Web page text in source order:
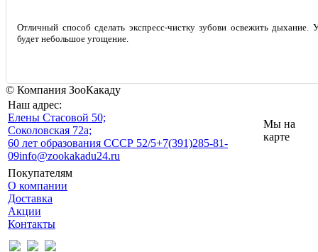
Отличный способ сделать экспресс-чистку зубови освежить дыхание.
будет небольшое угощение.
© Компания ЗооКакаду
Наш адрес:
Eлены Стасовой 50;
Соколовская 72а;
60 лет образования СССР 52/5+7(391)285-81-
09info@zookakadu24.ru
Мы на
карте
Покупателям
О компании
Доставка
Акции
Контакты